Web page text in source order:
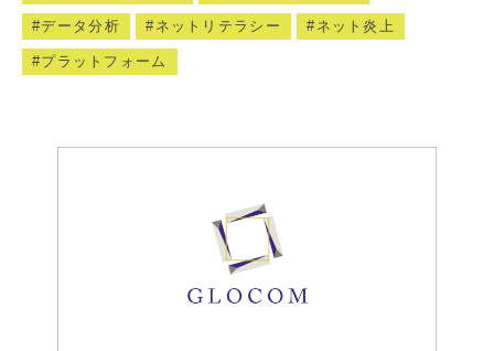
データ分析 ネットリテラシー ネット炎上
プラットフォーム